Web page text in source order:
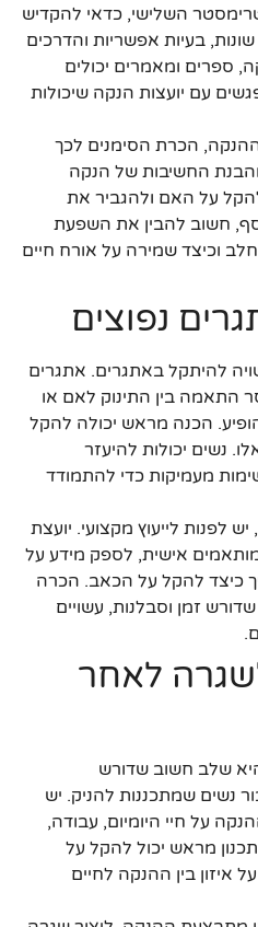
השלישי, כדאי להקדיש
בעיות אפשריות והדרכים
ספרים ומאמרים יכולים
עם יועצות הנקה שיכולות
הכרת הסימנים לכך
החשיבות של הנקה
על האם ולהגביר את
חשוב להבין את השפעת
וכיצד שמירה על אורח חיים
נפוצים
להיתקל באתגרים. אתגרים
התאמה בין התינוק לאם או
הכנה מראש יכולה להקל
נשים יכולות להיעזר
מעמיקות כדי להתמודד
לפנות לייעוץ מקצועי. יועצת
אישית, לספק מידע על
כיצד להקל על הכאב. הכרה
זמן וסבלנות, עשויים
לאחר
שלב חשוב שדורש
נשים שמתכננות להניק. יש
על חיי היומיום, עבודה,
תכנון מראש יכול להקל על
איזון בין ההנקה לחיים